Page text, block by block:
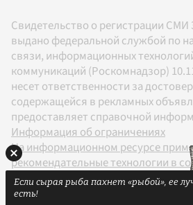
Свидетельство о регистрации
выдано федеральной службой по
связи, информационных
коммуникаций (Роскомнадзор)
несет ответственности за
содержащейся в рекламных
предоставляет справочной
Информация об ограничениях
На информационном ресурсе
рекомендательные технологии в
Правилами
Если сырая рыба пахнет «рыбой», ее
есть!